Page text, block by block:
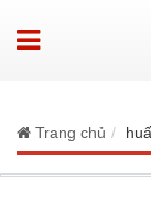
Trang chủ